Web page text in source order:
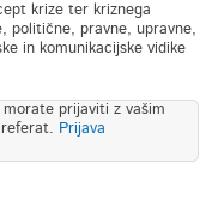
krize ter kriznega
politične, pravne, upravne,
in komunikacijske vidike
prijaviti z vašim
referat. Prijava